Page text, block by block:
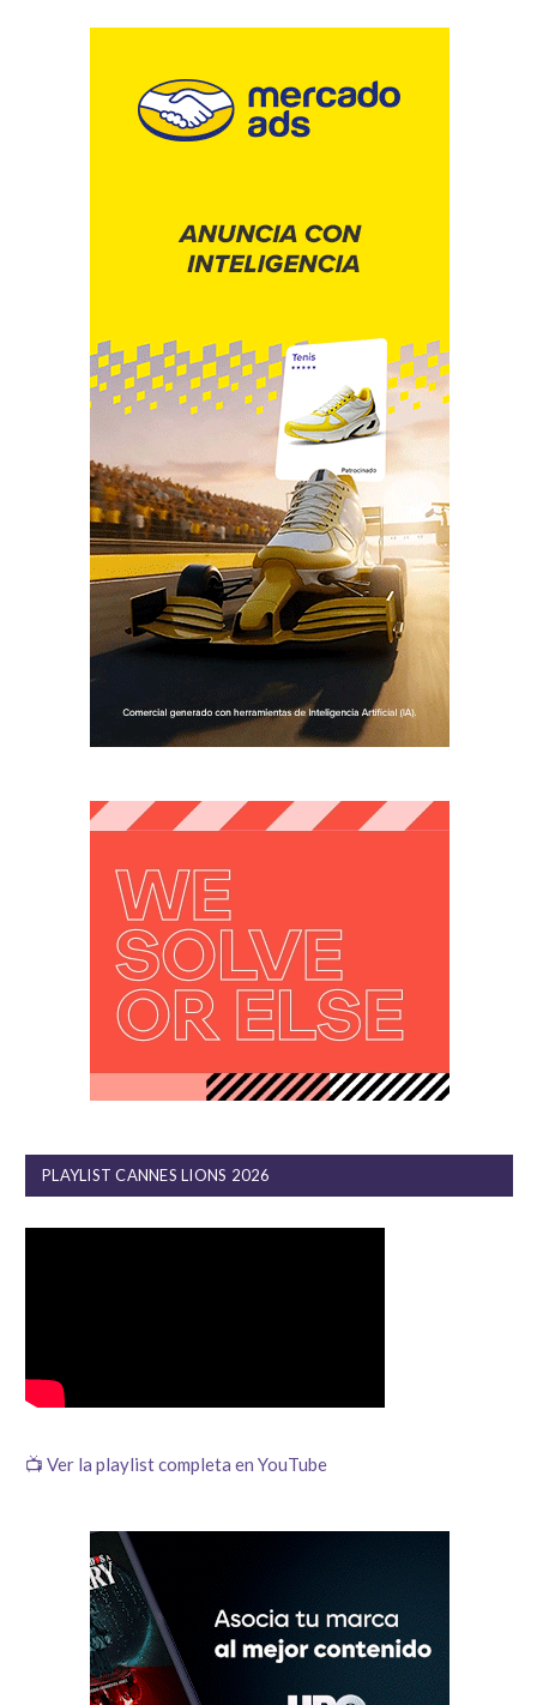
PLAYLIST CANNES LIONS 2026
📺 Ver la playlist completa en YouTube